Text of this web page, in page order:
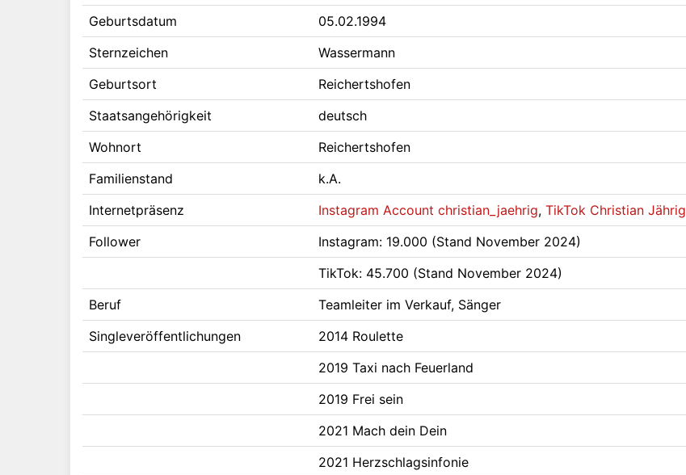
Geburtsdatum
05.02.1994
Sternzeichen
Wassermann
Geburtsort
Reichertshofen
Staatsangehörigkeit
deutsch
Wohnort
Reichertshofen
Familienstand
k.A.
Internetpräsenz
Instagram Account christian_jaehrig,TikTok Christian Jährig
Follower
Instagram: 19.000 (Stand November 2024)
TikTok: 45.700 (Stand November 2024)
Beruf
Teamleiter im Verkauf, Sänger
Singleveröffentlichungen
2014 Roulette
2019 Taxi nach Feuerland
2019 Frei sein
2021 Mach dein Dein
2021 Herzschlagsinfonie